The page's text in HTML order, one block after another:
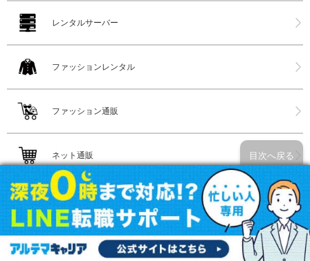
レンタルサーバー
ファッションレンタル
ファッション通販
ネット通販
家具インテリア通販
花屋(ネット購入)
目次へ戻る